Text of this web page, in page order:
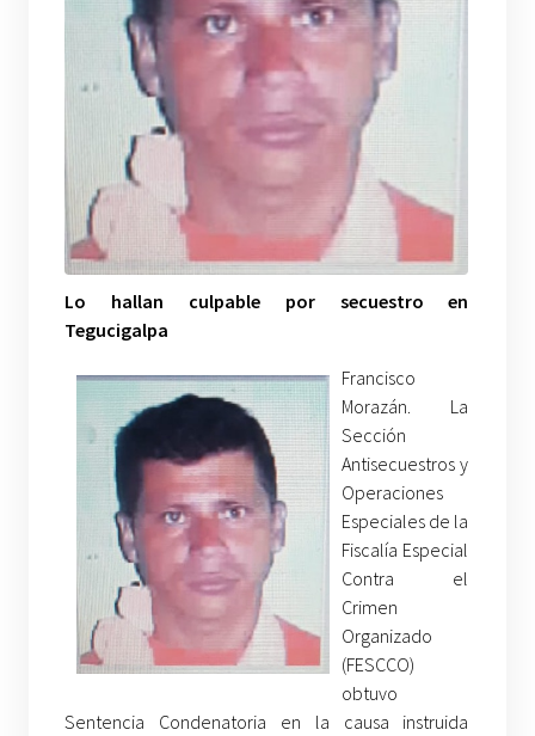
Lo hallan culpable por secuestro en
Tegucigalpa
Francisco
Morazán. La
Sección
Antisecuestros y
Operaciones
Especiales de la
Fiscalía Especial
Contra el
Crimen
Organizado
(FESCCO)
obtuvo
Sentencia Condenatoria en la causa instruida